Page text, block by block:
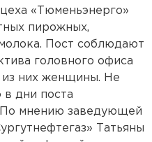
«Тюменьэнерго»
пирожных,
Пост соблюдают
головного офиса
из них женщины. Не
в дни поста
По мнению заведующей
Татьяны